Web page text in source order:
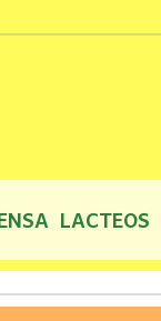
LACTEOS